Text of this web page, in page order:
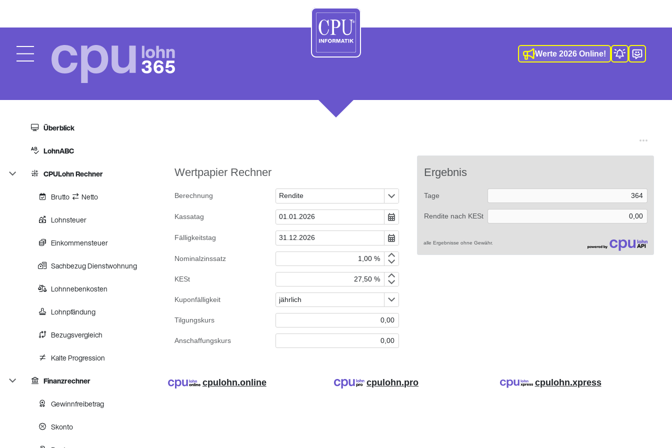
Werte 2026 Online!
Überblick
LohnABC
CPULohn Rechner
Brutto Netto
Lohnsteuer
Einkommensteuer
Sachbezug Dienstwohnung
Lohnnebenkosten
Lohnpfändung
Bezugsvergleich
Kalte Progression
Finanzrechner
Gewinnfreibetrag
Skonto
Wertpapier Rechner
Berechnung
Kassatag
Fälligkeitstag
Nominalzinssatz
KESt
Kuponfälligkeit
Tilgungskurs
Anschaffungskurs
Ergebnis
Tage
Rendite nach KESt
alle Ergebnisse ohne Gewähr.
cpulohn.online cpulohn.pro cpulohn.xpress